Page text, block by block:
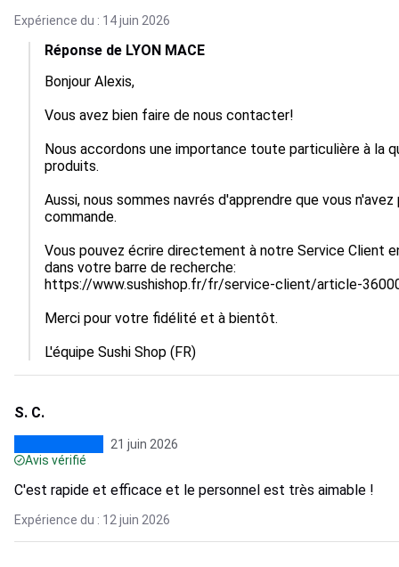
Expérience du : 14 juin 2026
Réponse de LYON MACE
Bonjour Alexis,
Vous avez bien faire de nous contacter!
Nous accordons une importance toute particulière à la
produits.
Aussi, nous sommes navrés d'apprendre que vous
commande.
Vous pouvez écrire directement à notre Service Client
dans votre barre de recherche:
https://www.sushishop.fr/fr/service-client/article-
Merci pour votre fidélité et à bientôt.
L'équipe Sushi Shop (FR)
S. C.
21 juin 2026
Avis vérifié
C'est rapide et efficace et le personnel est très aimable !
Expérience du : 12 juin 2026